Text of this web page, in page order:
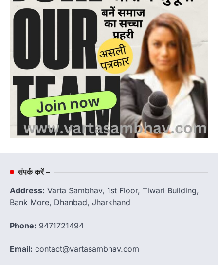
संपर्क करें –
Address: Varta Sambhav, 1st Floor, Tiwari Building,
Bank More, Dhanbad, Jharkhand
Phone: 9471721494
Email: contact@vartasambhav.com